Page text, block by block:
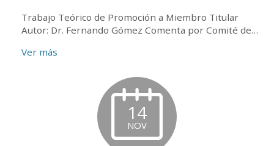
Trabajo Teórico de Promoción a Miembro Titular
Autor: Dr. Fernando Gómez Comenta por Comité de
Secretaría Científica: D...
Ver más
14
NOV